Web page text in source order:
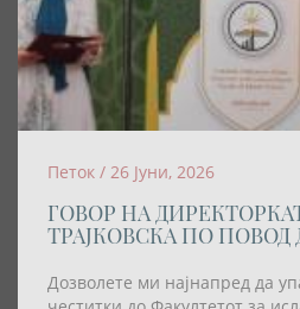
Петок / 26 Јуни, 2026
ГОВОР НА
ТРАЈКОВСКА ПО
HONORIS CAUSA” НА
Дозволете ми најнапред да